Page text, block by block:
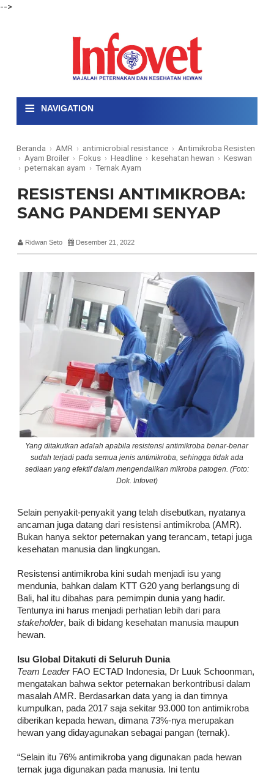
-->
≡ NAVIGATION
Beranda › AMR › antimicrobial resistance › Antimikroba Resisten
› Ayam Broiler › Fokus › Headline › kesehatan hewan › Keswan
› peternakan ayam › Ternak Ayam
RESISTENSI ANTIMIKROBA:
SANG PANDEMI SENYAP
Ridwan Seto Desember 21, 2022
Yang ditakutkan adalah apabila resistensi antimikroba benar-benar
sudah terjadi pada semua jenis antimikroba, sehingga tidak ada
sediaan yang efektif dalam mengendalikan mikroba patogen. (Foto:
Dok. Infovet)
Selain penyakit-penyakit yang telah disebutkan, nyatanya
ancaman juga datang dari resistensi antimikroba (AMR).
Bukan hanya sektor peternakan yang terancam, tetapi juga
kesehatan manusia dan lingkungan.
Resistensi antimikroba kini sudah menjadi isu yang
mendunia, bahkan dalam KTT G20 yang berlangsung di
Bali, hal itu dibahas para pemimpin dunia yang hadir.
Tentunya ini harus menjadi perhatian lebih dari para
stakeholder, baik di bidang kesehatan manusia maupun
hewan.
Isu Global Ditakuti di Seluruh Dunia
Team LeaderFAO ECTAD Indonesia, Dr Luuk Schoonman,
mengatakan bahwa sektor peternakan berkontribusi dalam
masalah AMR. Berdasarkan data yang ia dan timnya
kumpulkan, pada 2017 saja sekitar 93.000 ton antimikroba
diberikan kepada hewan, dimana 73%-nya merupakan
hewan yang didayagunakan sebagai pangan (ternak).
“Selain itu 76% antimikroba yang digunakan pada hewan
ternak juga digunakan pada manusia. Ini tentu